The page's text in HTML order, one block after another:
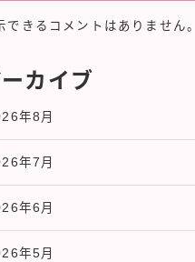
できるコメントはありません。
カイブ
年8月
年7月
年6月
年5月